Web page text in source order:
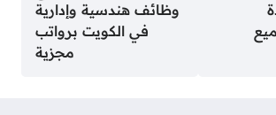
وظائف هندسية وإدارية
في الكويت برواتب
مجزية